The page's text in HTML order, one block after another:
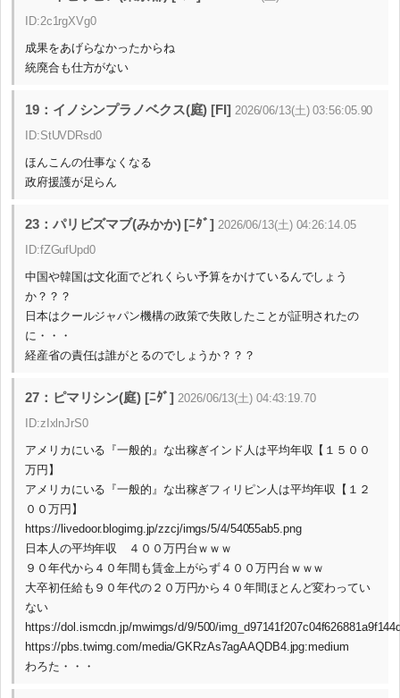
ID:2c1rgXVg0
成果をあげらなかったからね
統廃合も仕方がない
19：イノシンプラノベクス(庭) [FI] 2026/06/13(土) 03:56:05.90
ID:StUVDRsd0
ほんこんの仕事なくなる
政府援護が足らん
23：パリビズマブ(みかか) [ﾆﾀﾞ] 2026/06/13(土) 04:26:14.05
ID:fZGufUpd0
中国や韓国は文化面でどれくらい予算をかけているんでしょう
か？？？
日本はクールジャパン機構の政策で失敗したことが証明されたの
に・・・
経産省の責任は誰がとるのでしょうか？？？
27：ピマリシン(庭) [ﾆﾀﾞ] 2026/06/13(土) 04:43:19.70
ID:zIxlnJrS0
アメリカにいる『一般的』な出稼ぎインド人は平均年収【１５００
万円】
アメリカにいる『一般的』な出稼ぎフィリピン人は平均年収【１２
００万円】
https://livedoor.blogimg.jp/zzcj/imgs/5/4/54055ab5.png
日本人の平均年収 ４００万円台ｗｗｗ
９０年代から４０年間も賃金上がらず４００万円台ｗｗｗ
大卒初任給も９０年代の２０万円から４０年間ほとんど変わってい
ない
https://dol.ismcdn.jp/mwimgs/d/9/500/
https://pbs.twimg.com/media/GKRzAs7agAAQDB4.jpg:medium
わろた・・・